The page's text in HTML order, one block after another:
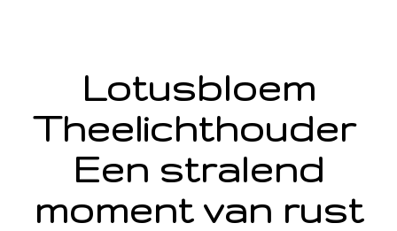
Lotusbloem
Theelichthouder
Een stralend
moment van rust